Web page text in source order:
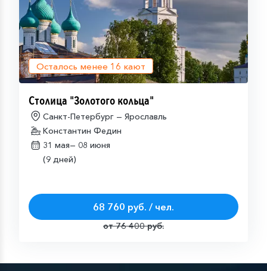
Осталось менее 16 кают
Столица "Золотого кольца"
Санкт-Петербург — Ярославль
Константин Федин
31 мая— 08 июня
(9 дней)
68 760 руб. / чел.
от 76 400 руб.